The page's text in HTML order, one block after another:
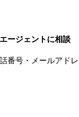
エージェント に相談
番号・メールアド